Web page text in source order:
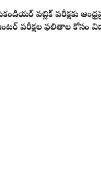
పబ్లిక్ ప‌రీక్ష‌కు
పరీక్షల ఫలితాల కోసం